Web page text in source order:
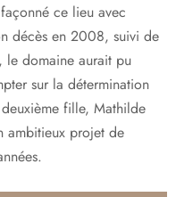
ce lieu avec
décès en 2008, suivi de
domaine aurait pu
sur la détermination
fille, Mathilde
ambitieux projet de